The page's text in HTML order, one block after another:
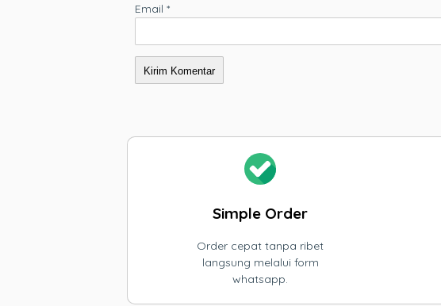
Email *
Simple Order
Order cepat tanpa ribet
langsung melalui form
whatsapp.